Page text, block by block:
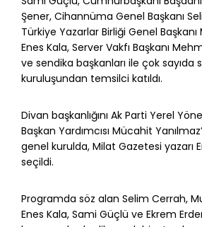
Şener, Cihannüma Genel Başkanı
Türkiye Yazarlar Birliği Genel
Enes Kala, Server Vakfı Başkanı
ve sendika başkanları ile çok sayıda
kuruluşundan temsilci katıldı.
Divan başkanlığını Ak Parti Yerel
Başkan Yardımcısı Mücahit
genel kurulda, Milat Gazetesi yazarı
seçildi.
Programda söz alan Selim Cerrah,
Enes Kala, Sami Güçlü ve Ekrem